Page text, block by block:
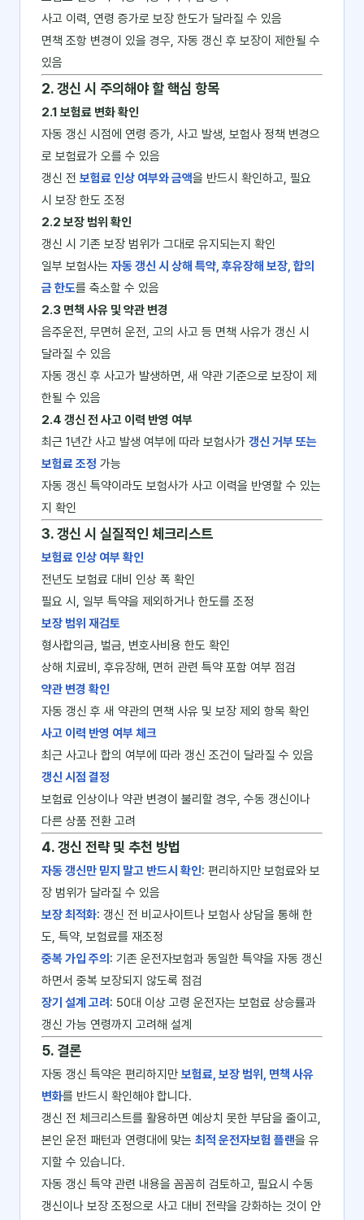
사고 이력, 연령 증가로 보장 한도가 달라질 수 있음
면책 조항 변경이 있을 경우, 자동 갱신 후 보장이 제한될 수
있음
2. 갱신 시 주의해야 할 핵심 항목
2.1 보험료 변화 확인
자동 갱신 시점에 연령 증가, 사고 발생, 보험사 정책 변경으
로 보험료가 오를 수 있음
갱신 전 보험료 인상 여부와 금액을 반드시 확인하고, 필요
시 보장 한도 조정
2.2 보장 범위 확인
갱신 시 기존 보장 범위가 그대로 유지되는지 확인
일부 보험사는 자동 갱신 시 상해 특약, 후유장해 보장, 합의
금 한도를 축소할 수 있음
2.3 면책 사유 및 약관 변경
음주운전, 무면허 운전, 고의 사고 등 면책 사유가 갱신 시
달라질 수 있음
자동 갱신 후 사고가 발생하면, 새 약관 기준으로 보장이 제
한될 수 있음
2.4 갱신 전 사고 이력 반영 여부
최근 1년간 사고 발생 여부에 따라 보험사가 갱신 거부 또는
보험료 조정 가능
자동 갱신 특약이라도 보험사가 사고 이력을 반영할 수 있는
지 확인
3. 갱신 시 실질적인 체크리스트
보험료 인상 여부 확인
전년도 보험료 대비 인상 폭 확인
필요 시, 일부 특약을 제외하거나 한도를 조정
보장 범위 재검토
형사합의금, 벌금, 변호사비용 한도 확인
상해 치료비, 후유장해, 면허 관련 특약 포함 여부 점검
약관 변경 확인
자동 갱신 후 새 약관의 면책 사유 및 보장 제외 항목 확인
사고 이력 반영 여부 체크
최근 사고나 합의 여부에 따라 갱신 조건이 달라질 수 있음
갱신 시점 결정
보험료 인상이나 약관 변경이 불리할 경우, 수동 갱신이나
다른 상품 전환 고려
4. 갱신 전략 및 추천 방법
자동 갱신만 믿지 말고 반드시 확인: 편리하지만 보험료와 보
장 범위가 달라질 수 있음
보장 최적화: 갱신 전 비교사이트나 보험사 상담을 통해 한
도, 특약, 보험료를 재조정
중복 가입 주의 : 기존 운전자보험과 동일한 특약을 자동 갱신
하면서 중복 보장되지 않도록 점검
장기 설계 고려 : 50대 이상 고령 운전자는 보험료 상승률과
갱신 가능 연령까지 고려해 설계
5. 결론
자동 갱신 특약은 편리하지만 보험료, 보장 범위, 면책 사유
변화를 반드시 확인해야 합니다.
갱신 전 체크리스트를 활용하면 예상치 못한 부담을 줄이고,
본인 운전 패턴과 연령대에 맞는 최적 운전자보험 플랜을 유
지할 수 있습니다.
자동 갱신 특약 관련 내용을 꼼꼼히 검토하고, 필요시 수동
갱신이나 보장 조정으로 사고 대비 전략을 강화하는 것이 안